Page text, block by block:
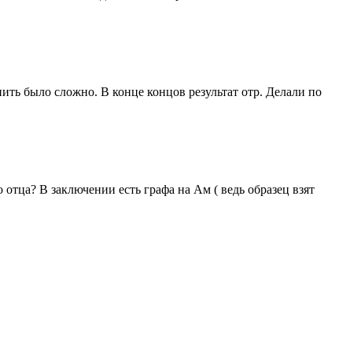
было сложно. В конце концов результат отр. Делали по
В заключении есть графа на Ам ( ведь образец взят